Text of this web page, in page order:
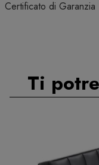
Certificato di Garanzia
Ti